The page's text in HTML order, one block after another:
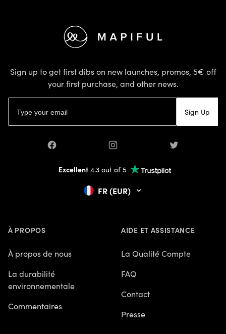
Sign up to get first dibs on new launches, promos, 5€ off
your first purchase, and other news.
Sign Up
Facebook Instagram Twitter
Excellent4.3 out of 5
FR (EUR)
À PROPOS
À propos de nous
La durabilité
environnementale
Commentaires
AIDE ET ASSISTANCE
La Qualité Compte
FAQ
Contact
Presse